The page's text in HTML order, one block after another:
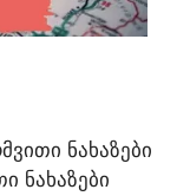
ᲜᲐᲮᲐᲖᲔᲑᲘ
ᲜᲐᲮᲐᲖᲔᲑᲘ